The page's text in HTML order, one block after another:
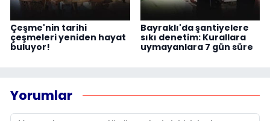
Çeşme'nin tarihi
çeşmeleri yeniden hayat
buluyor!
Bayraklı'da şantiyelere
sıkı denetim: Kurallara
uymayanlara 7 gün süre
Yorumlar